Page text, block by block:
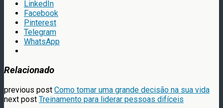
LinkedIn
Facebook
Pinterest
Telegram
WhatsApp
Relacionado
previous post Como tomar uma grande decisão na sua vida
next post Treinamento para liderar pessoas difíceis